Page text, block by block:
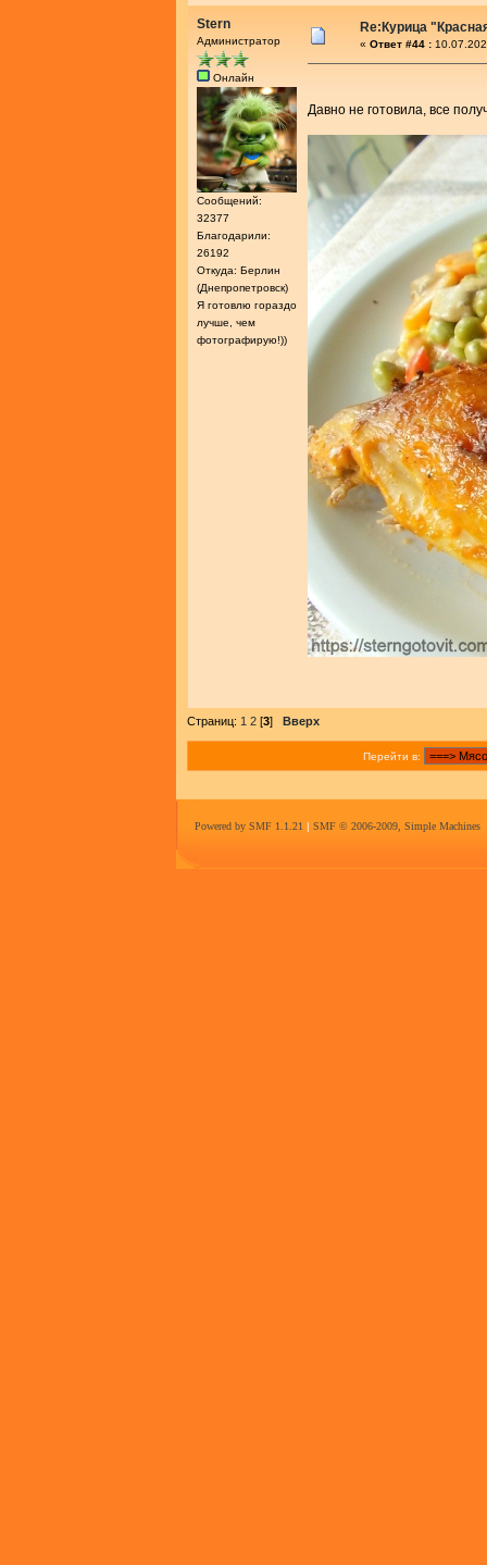
Stern
Администратор
Онлайн
Сообщений:
32377
Благодарили:
26192
Откуда: Берлин
(Днепропетровск)
Я готовлю гораздо
лучше, чем
фотографирую!))
Re:Курица
« Ответ #44 :
Давно не готовила, все
Страниц: 1 2 [3] Вверх
Перейти в:
Powered by SMF 1.1.21 | SMF © 2006-2009, Simple Machines